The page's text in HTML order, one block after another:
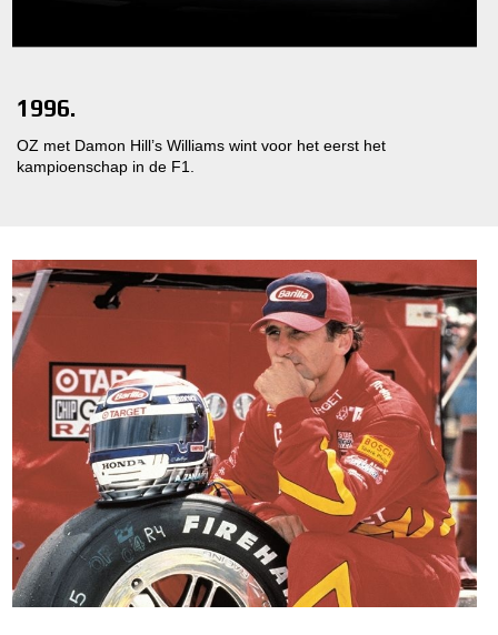
1996.
OZ met Damon Hill’s Williams wint voor het eerst het
kampioenschap in de F1.